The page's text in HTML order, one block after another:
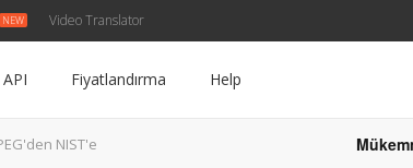
Video Translator
API Fiyatlandırma Help
NIST'e